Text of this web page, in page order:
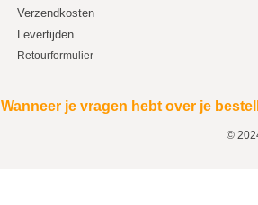
Verzendkosten
Levertijden
Retourformulier
Wanneer je vragen hebt over je
©